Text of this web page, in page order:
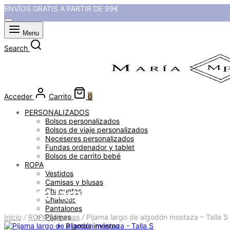
ENVÍOS GRATIS A PARTIR DE 99€
Menu
Search
Acceder Carrito
0
PERSONALIZADOS
Bolsos personalizados
Bolsos de viaje personalizados
Neceseres personalizados
Fundas ordenador y tablet
Bolsos de carrito bebé
ROPA
Vestidos
Camisas y blusas
Chaquetas
Chalecos
Pantalones
Pijamas
Pijamas invierno
Pijama largo de algodón
Inicio / ROPA / Pijamas /Pijama largo de algodón mostaza – Talla S